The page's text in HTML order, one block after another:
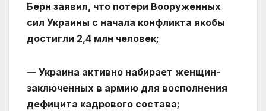
Берн заявил, что потери Вооруженных
сил Украины с начала конфликта якобы
достигли 2,4 млн человек;
— Украина активно набирает женщин-
заключенных в армию для восполнения
дефицита кадрового состава;